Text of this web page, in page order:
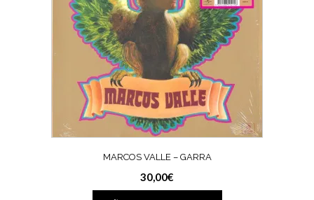
MARCOS VALLE – GARRA
30,00€